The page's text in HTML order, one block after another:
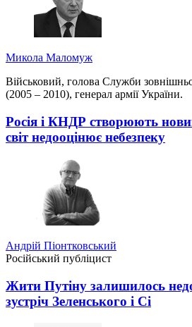
Микола Маломуж
Військовий, голова Служби
(2005 – 2010), генерал армії України.
Росія і КНДР створюють
світ недооцінює небезпеку
Андрій Піонтковський
Російський публіцист
Жити Путіну залишилось
зустріч Зеленського і Сі